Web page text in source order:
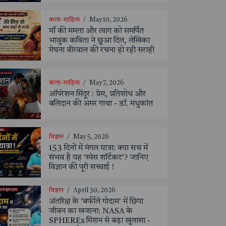
कला-साहित्य / May 10, 2026
माँ की ममता और त्याग को समर्पित
भावुक कविता ने छुआ दिल, लेखिका
मेघना वीरवाल की रचना हो रही सराही
कला-साहित्य / May 7, 2026
ऑपरेशन सिंदूर : प्रेम, प्रतिशोध और
बलिदान की अमर गाथा - डॉ. मधुकांत
विज्ञान / May 5, 2026
153 दिनों में मंगल यात्रा: क्या सच में
संभव है यह ‘स्पेस शॉर्टकट’? जानिए
विज्ञान की पूरी सच्चाई !
विज्ञान / April 30, 2026
अंतरिक्ष के ‘बर्फीले गोदाम’ में छिपा
जीवन का खजाना: NASA के
SPHEREx मिशन से बड़ा खुलासा -